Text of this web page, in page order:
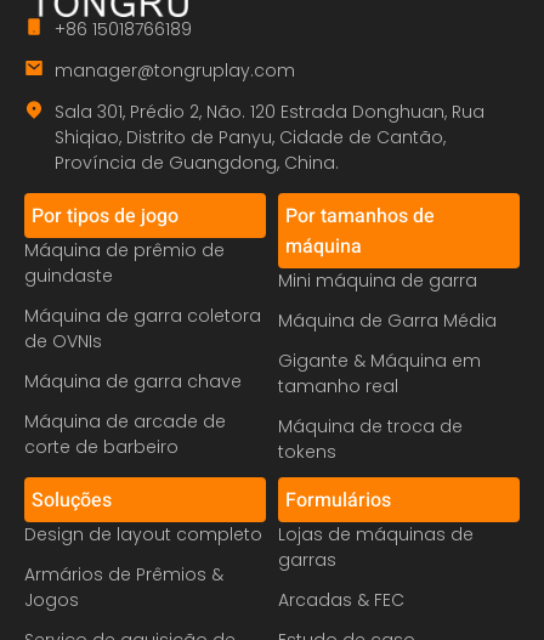
+86 15018766189
manager@tongruplay.com
Sala 301, Prédio 2, Não. 120 Estrada Donghuan, Rua
Shiqiao, Distrito de Panyu, Cidade de Cantão,
Província de Guangdong, China.
Por tipos de jogo
Máquina de prêmio de
guindaste
Máquina de garra coletora
de OVNIs
Máquina de garra chave
Máquina de arcade de
corte de barbeiro
Por tamanhos de
máquina
Mini máquina de garra
Máquina de Garra Média
Gigante & Máquina em
tamanho real
Máquina de troca de
tokens
Soluções
Design de layout completo
Armários de Prêmios &
Jogos
Formulários
Lojas de máquinas de
garras
Arcadas & FEC